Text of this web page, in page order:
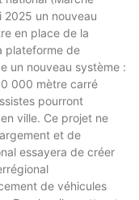
2025 un nouveau
en place de la
plateforme de
un nouveau système :
000 mètre carré
pourront
ville. Ce projet ne
et de
essayera de créer
de véhicules